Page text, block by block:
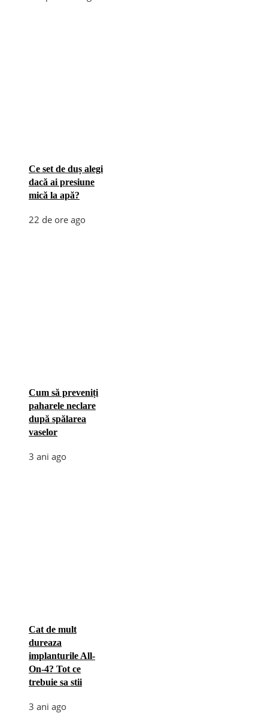
Ce set de duș alegi
dacă ai presiune
mică la apă?
22 de ore ago
Cum să preveniți
paharele neclare
după spălarea
vaselor
3 ani ago
Cat de mult
dureaza
implanturile All-
On-4? Tot ce
trebuie sa stii
3 ani ago